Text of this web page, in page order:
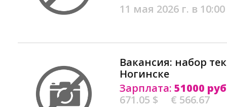
11 мая 2026 г. в 10:00
Вакансия: набор
Ногинске
Зарплата: 51000
671.05 $
€ 566.67